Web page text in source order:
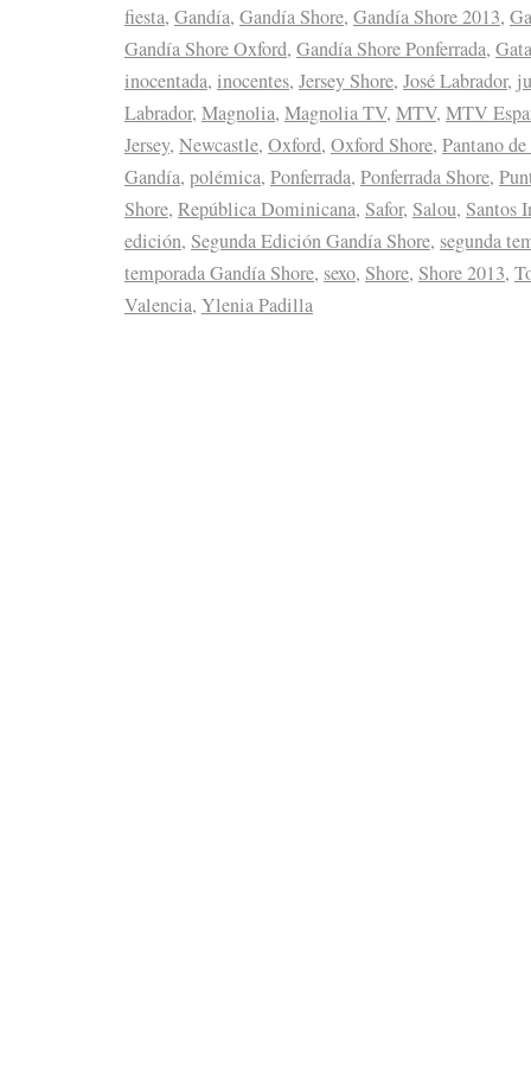
fiesta, Gandía, Gandía Shore, Gandía Shore 2013,
Gandía Shore Oxford, Gandía Shore Ponferrada, Gata
inocentada, inocentes, Jersey Shore, José Labrador,
Labrador, Magnolia, Magnolia TV, MTV, MTV
Jersey, Newcastle, Oxford, Oxford Shore, Pantano
Gandía, polémica, Ponferrada, Ponferrada Shore,
Shore, República Dominicana, Safor, Salou, Santos
edición, Segunda Edición Gandía Shore, segunda
temporada Gandía Shore, sexo, Shore, Shore 2013,
Valencia, Ylenia Padilla